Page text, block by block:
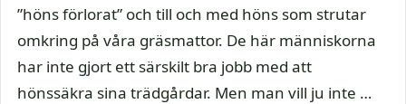
”höns förlorat” och till och med höns som strutar
omkring på våra gräsmattor. De här människorna
har inte gjort ett särskilt bra jobb med att
hönssäkra sina trädgårdar. Men man vill ju inte …